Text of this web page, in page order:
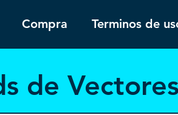
Compra Terminos de
de